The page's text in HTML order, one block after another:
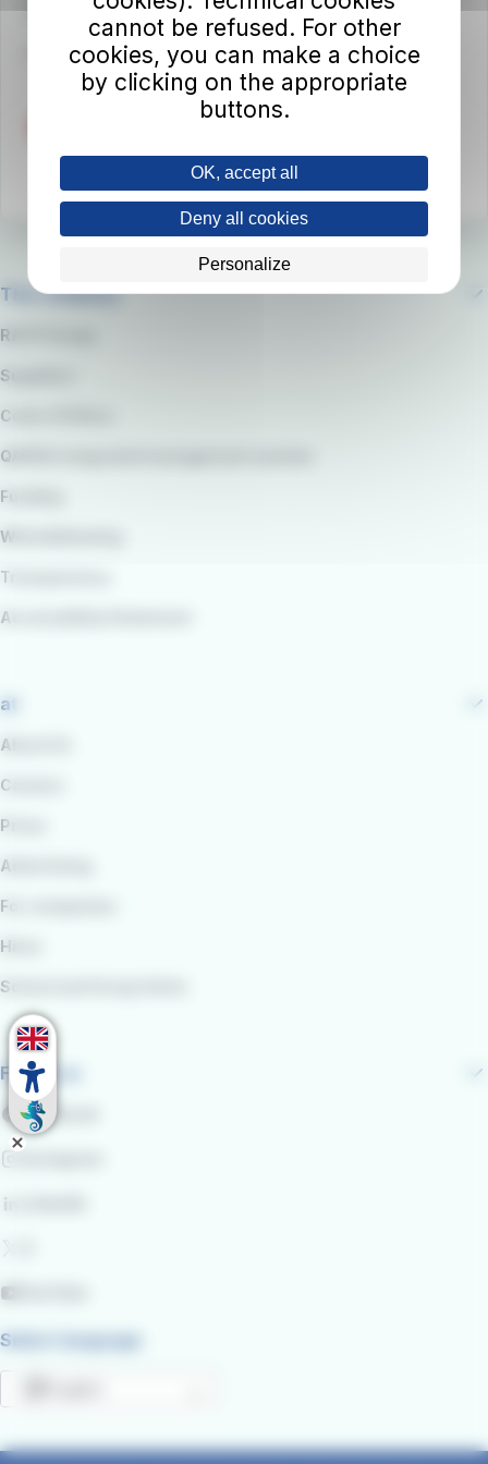
50032 Borgo San Lorenzo (FI)
Partita IVA 02194050486
The company
RATP Group
Suppliers
Code of Ethics
QARSS integrated management system
Funding
Whistleblowing
Transparency
Accessibility Statement
at
About Us
Careers
Press
Advertising
For companies
Hires
School and Group Visits
Follow us
Facebook
Select language
cannot be refused. For other
cookies, you can make a choice
by clicking on the appropriate
buttons.
OK, accept all
Deny all cookies
Personalize